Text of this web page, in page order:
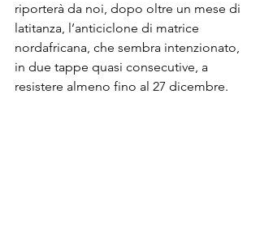
riporterà da noi, dopo oltre un mese di
latitanza, l’anticiclone di matrice
nordafricana, che sembra intenzionato,
in due tappe quasi consecutive, a
resistere almeno fino al 27 dicembre.